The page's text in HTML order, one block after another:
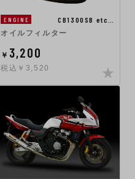
ENGINE
CB1300SB etc…
オイルフィルター
￥ 3,200
税込￥3,520